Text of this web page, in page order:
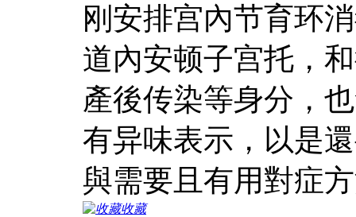
刚安排宫內节育环
道內安顿子宫托，
產後传染等身分，
有异味表示，以是
與需要且有用對症
收藏